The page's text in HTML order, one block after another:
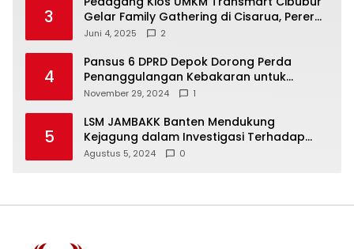
3
Gelar Family Gathering di Cisarua, Pererat
Silaturahmi dan Kekompakan
Juni 4, 2025 2
4
Pansus 6 DPRD Depok Dorong Perda
Penanggulangan Kebakaran untuk
Keselamatan Warga
November 29, 2024 1
5
LSM JAMBAKK Banten Mendukung
Kejagung dalam Investigasi Terhadap
Walikota Bandar Lampung
Agustus 5, 2024 0